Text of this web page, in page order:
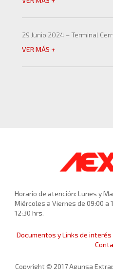
29 Junio 2024 – Terminal
VER MÁS +
Horario de atención: Lunes y
Miércoles a Viernes de 09:00 a
12:30 hrs.
Documentos y Links de interés
Copyright © 2017 Agunsa